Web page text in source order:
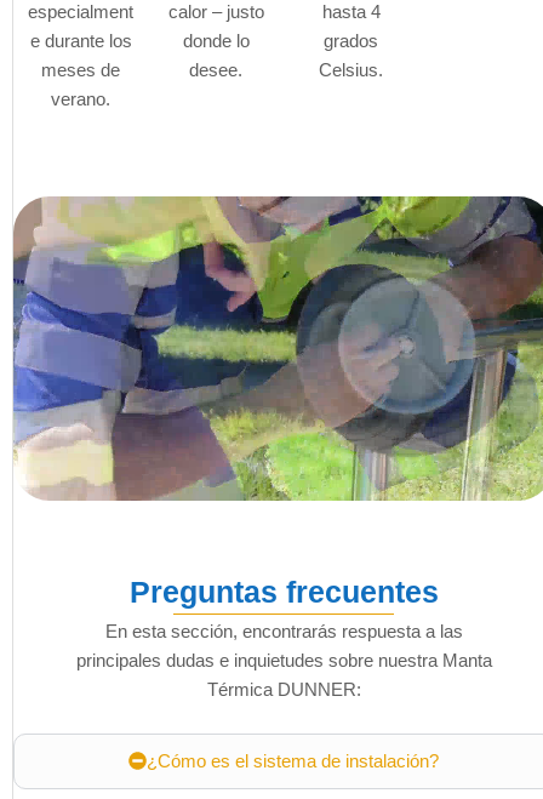
especialment
e durante los
meses de
verano.
calor – justo
donde lo
desee.
hasta 4
grados
Celsius.
Preguntas frecuentes
En esta sección, encontrarás respuesta a las
principales dudas e inquietudes sobre nuestra Manta
Térmica DUNNER:
¿Cómo es el sistema de instalación?